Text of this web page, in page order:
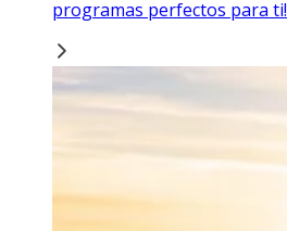
programas perfectos para ti!